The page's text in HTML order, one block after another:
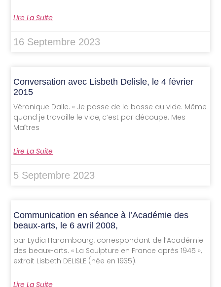
Lire La Suite
16 Septembre 2023
Conversation avec Lisbeth Delisle, le 4 février
2015
Véronique Dalle. « Je passe de la bosse au vide. Même
quand je travaille le vide, c’est par découpe. Mes
Maîtres
Lire La Suite
5 Septembre 2023
Communication en séance à l’Académie des
beaux-arts, le 6 avril 2008,
par Lydia Harambourg, correspondant de l’Académie
des beaux-arts. « La Sculpture en France après 1945 »,
extrait Lisbeth DELISLE (née en 1935).
Lire La Suite